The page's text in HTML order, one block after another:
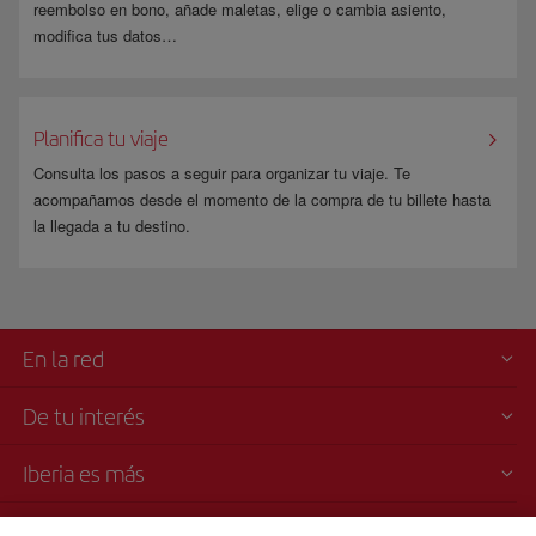
reembolso en bono, añade maletas, elige o cambia asiento,
modifica tus datos…
Planifica tu viaje
Consulta los pasos a seguir para organizar tu viaje. Te
acompañamos desde el momento de la compra de tu billete hasta
la llegada a tu destino.
En la red
De tu interés
Iberia es más